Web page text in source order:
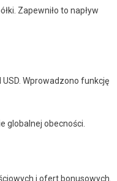
Zapewniło to napływ
Wprowadzono funkcję
globalnej obecności.
i ofert bonusowych.